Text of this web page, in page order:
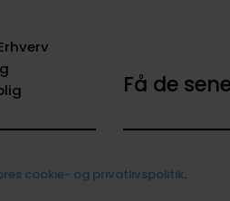
Få de
cookie- og privatlivspolitik.